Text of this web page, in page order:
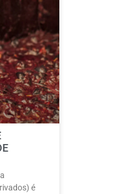
é